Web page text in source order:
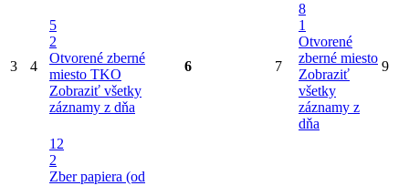
3 4
5
2
Otvorené zberné
miesto TKO
Zobraziť všetky
záznamy z dňa
6 7
8
1
Otvorené
zberné miesto
Zobraziť
všetky
záznamy z
dňa
9
12
2
Zber papiera (od